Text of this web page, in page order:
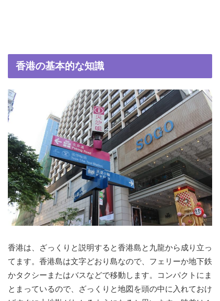
香港の基本的な知識
香港は、ざっくりと説明すると香港島と九龍から成り立っ
てます。香港島は文字どおり島なので、フェリーか地下鉄
かタクシーまたはバスなどで移動します。コンパクトにま
とまっているので、ざっくりと地図を頭の中に入れておけ